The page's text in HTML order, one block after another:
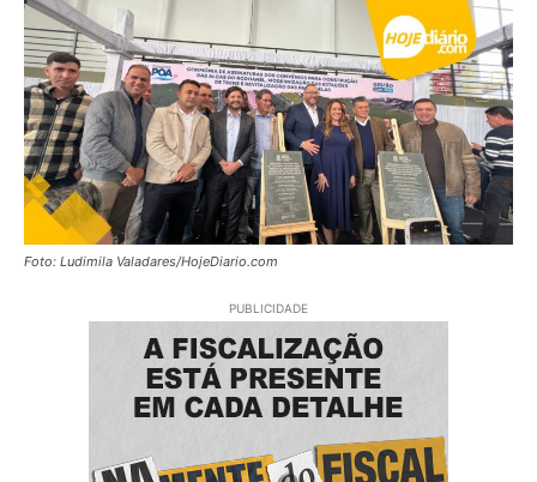
Foto: Ludimila Valadares/HojeDiario.com
PUBLICIDADE